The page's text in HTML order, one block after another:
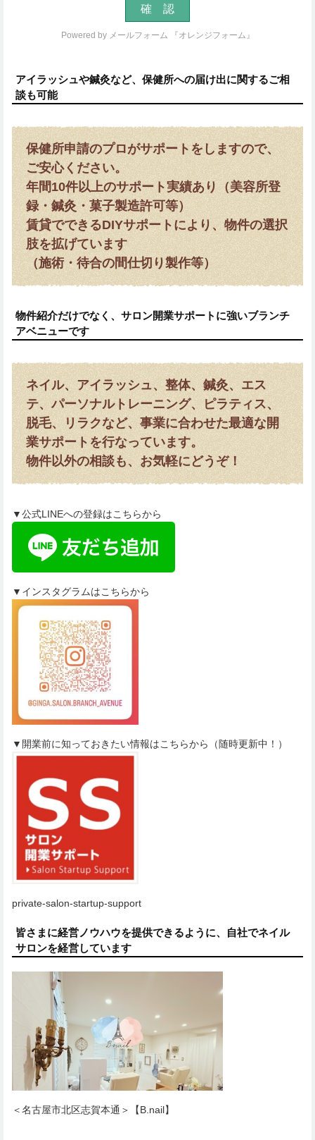
Powered by メールフォーム 『オレンジフォーム』
アイラッシュや鍼灸など、保健所への届け出に関するご相
談も可能
保健所申請のプロがサポートをしますので、
ご安心ください。
年間10件以上のサポート実績あり（美容所登
録・鍼灸・菓子製造許可等）
賃貸でできるDIYサポートにより、物件の選択
肢を拡げています
（施術・待合の間仕切り製作等）
物件紹介だけでなく、サロン開業サポートに強いブランチ
アベニューです
ネイル、アイラッシュ、整体、鍼灸、エス
テ、パーソナルトレーニング、ピラティス、
脱毛、リラクなど、事業に合わせた最適な開
業サポートを行なっています。
物件以外の相談も、お気軽にどうぞ！
▼公式LINEへの登録はこちらから
▼インスタグラムはこちらから
▼開業前に知っておきたい情報はこちらから（随時更新中！）
private-salon-startup-support
皆さまに経営ノウハウを提供できるように、自社でネイル
サロンを経営しています
＜名古屋市北区志賀本通＞【B.nail】